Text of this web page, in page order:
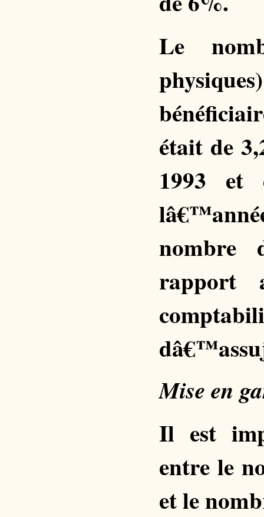
Le
était de
1993 et
nombre
rapport
Mise en
Il est
entre le
et le